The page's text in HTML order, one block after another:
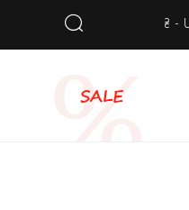
₴ -
SALE